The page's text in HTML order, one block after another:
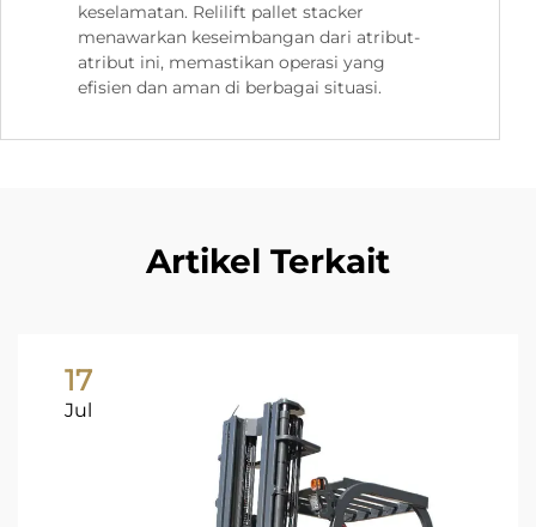
keselamatan. Relilift pallet stacker
menawarkan keseimbangan dari atribut-
atribut ini, memastikan operasi yang
efisien dan aman di berbagai situasi.
Artikel Terkait
17
Jul